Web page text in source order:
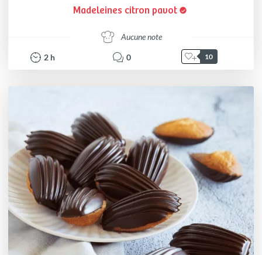
Madeleines citron pavot
Aucune note
2 h 0 10